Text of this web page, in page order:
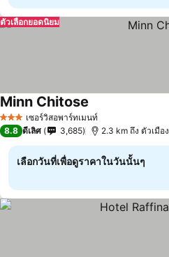
ตัวเลือกยอดนิยม
3 ดาว เซอร์วิสอพาร์ทเมนท์
Minn Chitose
8.8 ดีเลิศ 3,685 2.3 km ถึง ตัวเมือง
เลือกวันที่เพื่อดูราคาในวันนั้นๆ